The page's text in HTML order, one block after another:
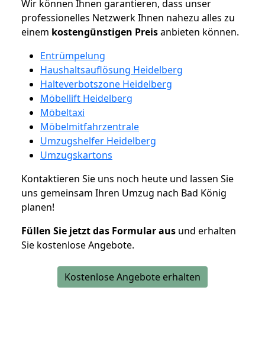
Wir können Ihnen garantieren, dass unser
professionelles Netzwerk Ihnen nahezu alles zu
einem kostengünstigen Preisanbieten können.
Entrümpelung
Haushaltsauflösung Heidelberg
Halteverbotszone Heidelberg
Möbellift Heidelberg
Möbeltaxi
Möbelmitfahrzentrale
Umzugshelfer Heidelberg
Umzugskartons
Kontaktieren Sie uns noch heute und lassen Sie
uns gemeinsam Ihren Umzug nach Bad König
planen!
Füllen Sie jetzt das Formular aus und erhalten
Sie kostenlose Angebote.
Kostenlose Angebote erhalten